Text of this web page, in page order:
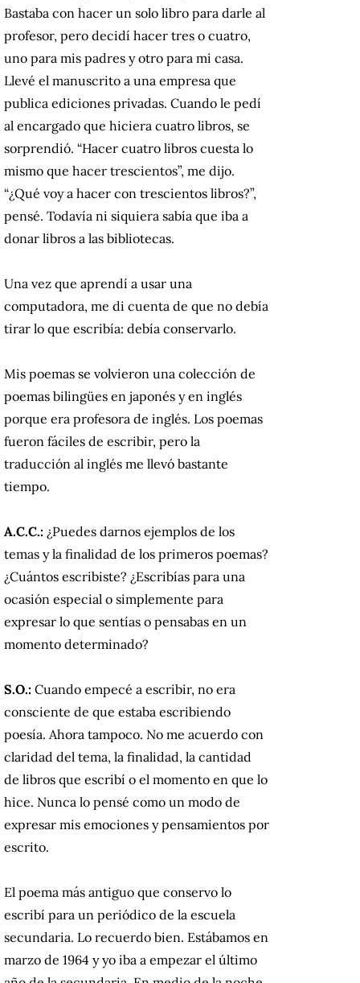
Bastaba con hacer un solo libro para darle al
profesor, pero decidí hacer tres o cuatro,
uno para mis padres y otro para mi casa.
Llevé el manuscrito a una empresa que
publica ediciones privadas. Cuando le pedí
al encargado que hiciera cuatro libros, se
sorprendió. “Hacer cuatro libros cuesta lo
mismo que hacer trescientos”, me dijo.
“¿Qué voy a hacer con trescientos libros?”,
pensé. Todavía ni siquiera sabía que iba a
donar libros a las bibliotecas.
Una vez que aprendí a usar una
computadora, me di cuenta de que no debía
tirar lo que escribía: debía conservarlo.
Mis poemas se volvieron una colección de
poemas bilingües en japonés y en inglés
porque era profesora de inglés. Los poemas
fueron fáciles de escribir, pero la
traducción al inglés me llevó bastante
tiempo.
A.C.C.: ¿Puedes darnos ejemplos de los
temas y la finalidad de los primeros poemas?
¿Cuántos escribiste? ¿Escribías para una
ocasión especial o simplemente para
expresar lo que sentías o pensabas en un
momento determinado?
S.O.: Cuando empecé a escribir, no era
consciente de que estaba escribiendo
poesía. Ahora tampoco. No me acuerdo con
claridad del tema, la finalidad, la cantidad
de libros que escribí o el momento en que lo
hice. Nunca lo pensé como un modo de
expresar mis emociones y pensamientos por
escrito.
El poema más antiguo que conservo lo
escribí para un periódico de la escuela
secundaria. Lo recuerdo bien. Estábamos en
marzo de 1964 y yo iba a empezar el último